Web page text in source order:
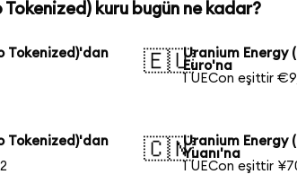
kuru bugün ne kadar?
Tokenized)'dan
🇪🇺Uranium Energy
Euro'na
1 UECon eşittir
Tokenized)'dan
🇨🇳Uranium Energy
Yuanı'na
1 UECon eşittir